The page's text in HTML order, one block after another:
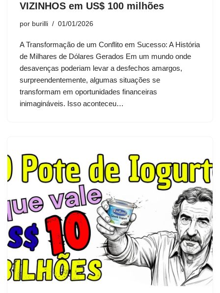
VIZINHOS em US$ 100 milhões
por burilli 01/01/2026
A Transformação de um Conflito em Sucesso: A História
de Milhares de Dólares Gerados Em um mundo onde
desavenças poderiam levar a desfechos amargos,
surpreendentemente, algumas situações se
transformam em oportunidades financeiras
inimagináveis. Isso aconteceu…